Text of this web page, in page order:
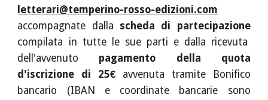
letterari@temperino-rosso-edizioni.com
accompagnate dalla scheda di partecipazione
compilata in tutte le sue parti e dalla ricevuta
dell'avvenuto pagamento della quota
d'iscrizione di 25€ avvenuta tramite Bonifico
bancario (IBAN e coordinate bancarie sono